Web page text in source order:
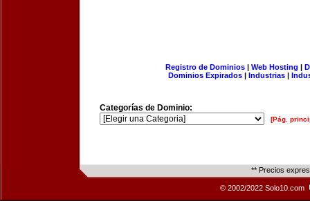
Registro de Dominios| Web Hosting |
Dominios Expirados | Industrias |
Categorías de Dominio:
[Pág.
** Precios
© 2002/2022 Solo10.com